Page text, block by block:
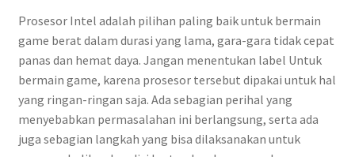
Prosesor Intel adalah pilihan paling baik untuk bermain
game berat dalam durasi yang lama, gara-gara tidak cepat
panas dan hemat daya. Jangan menentukan label Untuk
bermain game, karena prosesor tersebut dipakai untuk hal
yang ringan-ringan saja. Ada sebagian perihal yang
menyebabkan permasalahan ini berlangsung, serta ada
juga sebagian langkah yang bisa dilaksanakan untuk